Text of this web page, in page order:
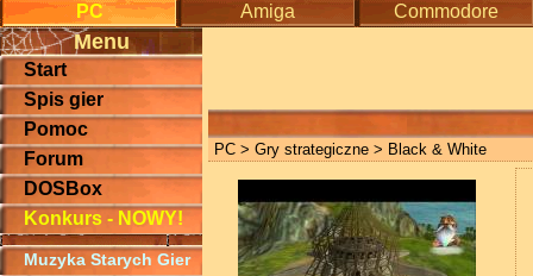
PC Amiga Commodore
Menu
Start
Spis gier
Pomoc
Forum
DOSBox
Konkurs - NOWY!
Muzyka Starych Gier
PC > Gry strategiczne > Black & White